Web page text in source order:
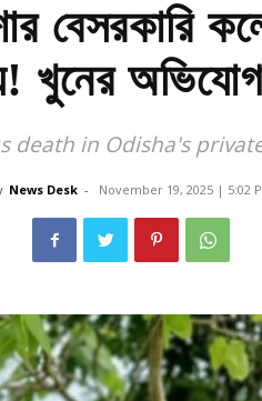
খুনের অভিযোগ
death in Odisha's
News Desk - November 19, 2025 | 5:02